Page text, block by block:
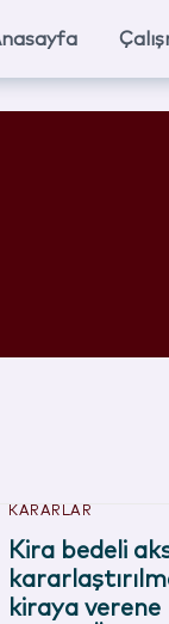
KARARLAR
Kira bedeli
kiraya verene